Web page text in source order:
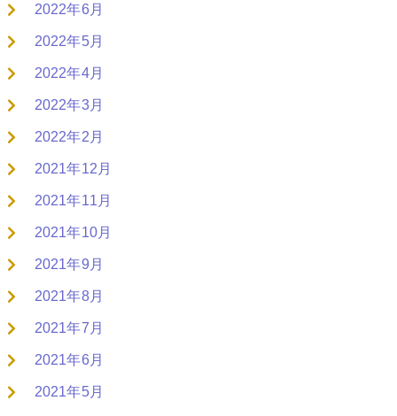
2022年6月
2022年5月
2022年4月
2022年3月
2022年2月
2021年12月
2021年11月
2021年10月
2021年9月
2021年8月
2021年7月
2021年6月
2021年5月